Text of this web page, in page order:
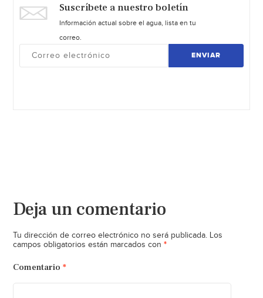
Suscríbete a nuestro boletín
Información actual sobre el agua, lista en tu
correo.
ENVIAR
Deja un comentario
Tu dirección de correo electrónico no será publicada. Los
campos obligatorios están marcados con *
Comentario *